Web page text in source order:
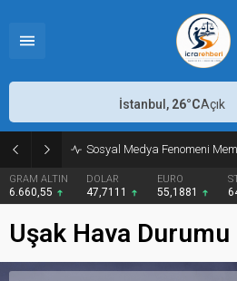
Sosyal Medya Fenomeni
ALTIN DOLAR
47,7111 55,1881
STERLİN
64,4139
İstanbul, 26°CAçık
Uşak Hava Durumu